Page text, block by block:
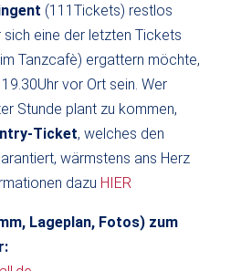
(111Tickets) restlos
sich eine der letzten Tickets
Tanzcafè) ergattern möchte,
vor Ort sein. Wer
Stunde plant zu kommen,
Ticket, welches den
wärmstens ans Herz
dazu HIER
Lageplan, Fotos) zum